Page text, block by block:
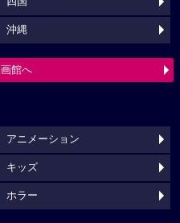
沖縄
館へ
アニメーション
キッズ
ホラー